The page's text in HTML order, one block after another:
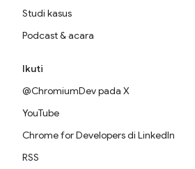
Studi kasus
Podcast & acara
Ikuti
@ChromiumDev pada X
YouTube
Chrome for Developers di LinkedIn
RSS